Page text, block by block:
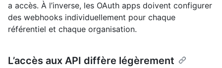
a accès. À l’inverse, les OAuth apps doivent configurer
des webhooks individuellement pour chaque
référentiel et chaque organisation.
L’accès aux API diffère légèrement